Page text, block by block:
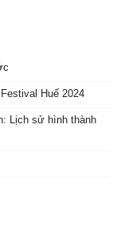
Huế 2024
Lịch sử hình thành